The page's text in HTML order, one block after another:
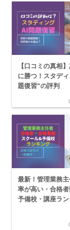
【口コミの真相
に勝つ！スタデ
題復習“の評判
最新！管理業務
率が高い・合格
予備校・講座ラ